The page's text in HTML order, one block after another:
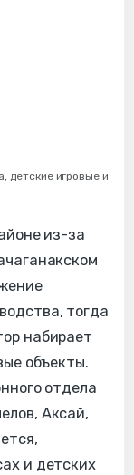
детские игровые и
из-за
тогда
набирает
объекты.
отдела
Аксай,
и детских